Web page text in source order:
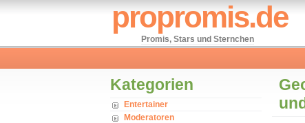
propromis.de
Promis, Stars und Sternchen
Kategorien
Entertainer
Moderatoren